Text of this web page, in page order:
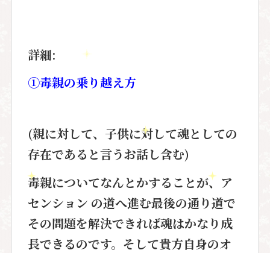
詳細:
①毒親の乗り越え方
(親に対して、子供に対して魂としての
存在であると言うお話し含む)
毒親についてなんとかすることが、 ア
センション の道へ進む最後の通り道で
その問題を解決できれば魂はかなり成
長できるのです。そして貴方自身のオ